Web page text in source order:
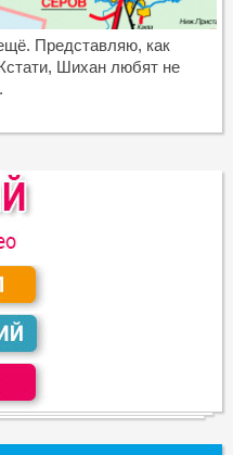
Представляю, как
Шихан любят не